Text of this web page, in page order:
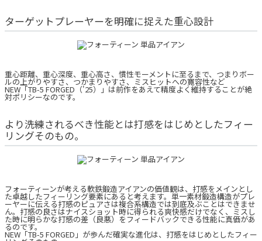
ターゲットプレーヤーを明確に捉えた重心設計
重心距離、重心深度、重心高さ、慣性モーメントに至るまで、つまりボー
ルの上がりやすさ、つかまりやすさ、ミスヒットへの寛容性など
NEW「TB-5 FORGED（'25）」は前作をあえて精度よく維持することが絶
対ポリシーなのです。
より洗練されるべき性能とは打感をはじめとしたフィー
リングそのもの。
フォーティーンが考える軟鉄鍛造アイアンの価値観は、打感をメインとし
た卓越したフィーリング要素にあると考えます。単一素材鍛造構造がプレ
ーヤーに伝える打感のピュアさは複合系構造では到底及ぶことはできませ
ん。打感の良さはナイスショット時に得られる爽快感だけでなく、ミスし
た時に明らかな打感の差（良悪）をフィードバックできる性能に真価があ
るのです。
NEW「TB-5 FORGED」が歩んだ確実な進化は、打感をはじめとしたフィー